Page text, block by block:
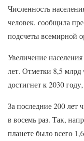
Численность
человек, сообщила
подсчеты всемирной
Увеличение
лет. Отметки 8,5 млрд
достигнет к 2030
За последние 200 лет
в восемь раз. Так,
планете было всего